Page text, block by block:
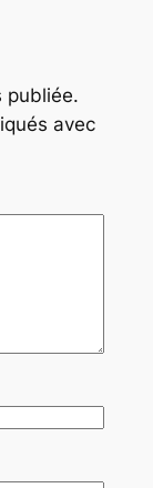
publiée.
avec